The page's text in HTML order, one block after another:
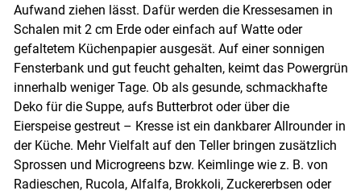
Skip to main content
Aufwand ziehen lässt. Dafür werden die Kressesamen in
Schalen mit 2 cm Erde oder einfach auf Watte oder
gefaltetem Küchenpapier ausgesät. Auf einer sonnigen
Fensterbank und gut feucht gehalten, keimt das Powergrün
innerhalb weniger Tage. Ob als gesunde, schmackhafte
Deko für die Suppe, aufs Butterbrot oder über die
Eierspeise gestreut – Kresse ist ein dankbarer Allrounder in
der Küche. Mehr Vielfalt auf den Teller bringen zusätzlich
Sprossen und Microgreens bzw. Keimlinge wie z. B. von
Radieschen, Rucola, Alfalfa, Brokkoli, Zuckererbsen oder